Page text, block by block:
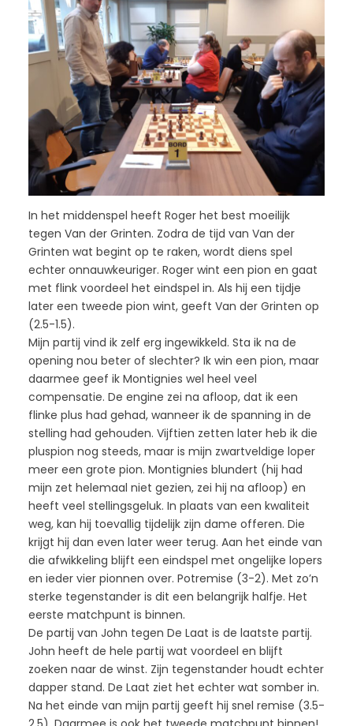
In het middenspel heeft Roger het best moeilijk
tegen Van der Grinten. Zodra de tijd van Van der
Grinten wat begint op te raken, wordt diens spel
echter onnauwkeuriger. Roger wint een pion en gaat
met flink voordeel het eindspel in. Als hij een tijdje
later een tweede pion wint, geeft Van der Grinten op
(2.5-1.5).
Mijn partij vind ik zelf erg ingewikkeld. Sta ik na de
opening nou beter of slechter? Ik win een pion, maar
daarmee geef ik Montignies wel heel veel
compensatie. De engine zei na afloop, dat ik een
flinke plus had gehad, wanneer ik de spanning in de
stelling had gehouden. Vijftien zetten later heb ik die
pluspion nog steeds, maar is mijn zwartveldige loper
meer een grote pion. Montignies blundert (hij had
mijn zet helemaal niet gezien, zei hij na afloop) en
heeft veel stellingsgeluk. In plaats van een kwaliteit
weg, kan hij toevallig tijdelijk zijn dame offeren. Die
krijgt hij dan even later weer terug. Aan het einde van
die afwikkeling blijft een eindspel met ongelijke lopers
en ieder vier pionnen over. Potremise (3-2). Met zo’n
sterke tegenstander is dit een belangrijk halfje. Het
eerste matchpunt is binnen.
De partij van John tegen De Laat is de laatste partij.
John heeft de hele partij wat voordeel en blijft
zoeken naar de winst. Zijn tegenstander houdt echter
dapper stand. De Laat ziet het echter wat somber in.
Na het einde van mijn partij geeft hij snel remise (3.5-